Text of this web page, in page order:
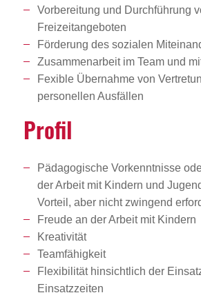
Vorbereitung und Durchführung
Freizeitangeboten
Förderung des sozialen
Zusammenarbeit im Team und
Fexible Übernahme von
personellen Ausfällen
Profil
Pädagogische Vorkenntnisse
der Arbeit mit Kindern und
Vorteil, aber nicht zwingend
Freude an der Arbeit mit Kindern
Kreativität
Teamfähigkeit
Flexibilität hinsichtlich der
Einsatzzeiten